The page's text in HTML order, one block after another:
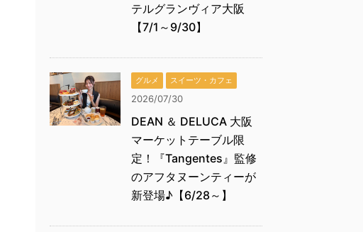
テルグランヴィア大阪
【7/1～9/30】
グルメ スイーツ・カフェ
2026/07/30
DEAN ＆ DELUCA 大阪
マーケットテーブル限
定！『Tangentes』監修
のアフタヌーンティーが
新登場♪【6/28～】